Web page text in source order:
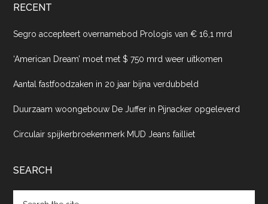
RECENT
Segro accepteert overnamebod Prologis van € 16,1 mrd
‘American Dream’ moet met $ 750 mrd weer uitkomen
Aantal fastfoodzaken in 20 jaar bijna verdubbeld
Duurzaam woongebouw De Juffer in Pijnacker opgeleverd
Circulair spijkerbroekenmerk MUD Jeans failliet
SEARCH